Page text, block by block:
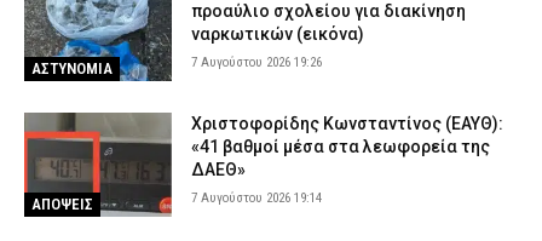
ΑΣΤΥΝΟΜΙΑ
προαύλιο σχολείου για διακίνηση
ναρκωτικών (εικόνα)
7 Αυγούστου 2026 19:26
ΑΠΟΨΕΙΣ
Χριστοφορίδης Κωνσταντίνος (ΕΑΥΘ):
«41 βαθμοί μέσα στα λεωφορεία της
ΔΑΕΘ»
7 Αυγούστου 2026 19:14